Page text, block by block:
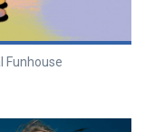
Funhouse